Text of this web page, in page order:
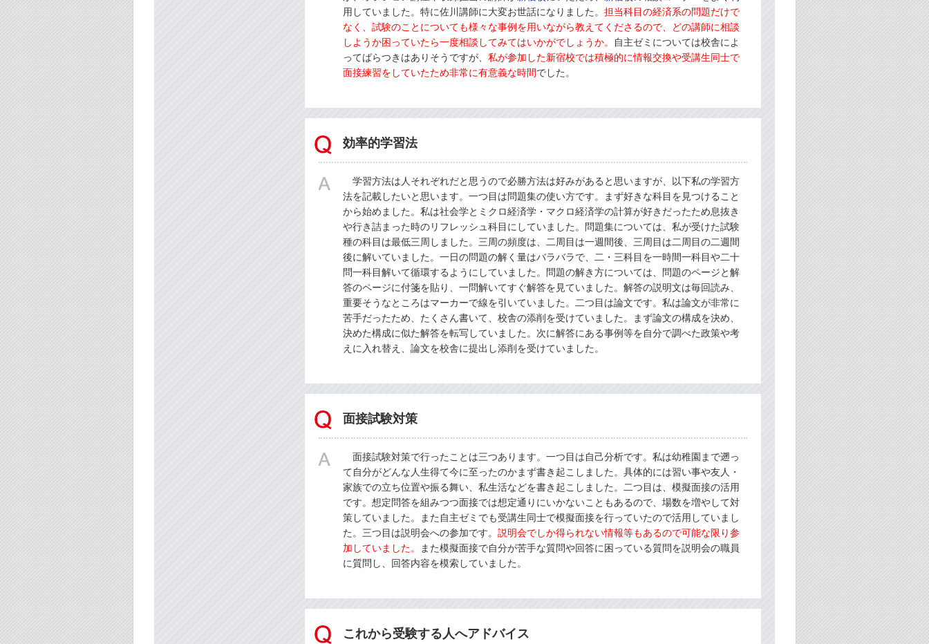
用していました。特に佐川講師に大変お世話になりました。 担当科目の経済系の問題だけで
なく、試験のことについても様々な事例を用いながら教えてくださるので、どの講師に相談
しようか困っていたら一度相談してみてはいかがでしょうか。
自主ゼミについては校舎によ
ってばらつきはありそうですが、 私が参加した新宿校では積極的に情報交換や受講生同士で
面接練習をしていたため非常に有意義な時間でした。
効率的学習法
学習方法は人それぞれだと思うので必勝方法は好みがあると思いますが、以下私の学習方
法を記載したいと思います。一つ目は問題集の使い方です。まず好きな科目を見つけること
から始めました。私は社会学とミクロ経済学・マクロ経済学の計算が好きだったため息抜き
や行き詰まった時のリフレッシュ科目にしていました。問題集については、私が受けた試験
種の科目は最低三周しました。三周の頻度は、二周目は一週間後、三周目は二周目の二週間
後に解いていました。一日の問題の解く量はバラバラで、二・三科目を一時間一科目や二十
問一科目解いて循環するようにしていました。問題の解き方については、問題のページと解
答のページに付箋を貼り、一問解いてすぐ解答を見ていました。解答の説明文は毎回読み、
重要そうなところはマーカーで線を引いていました。二つ目は論文です。私は論文が非常に
苦手だったため、たくさん書いて、校舎の添削を受けていました。まず論文の構成を決め、
決めた構成に似た解答を転写していました。次に解答にある事例等を自分で調べた政策や考
えに入れ替え、論文を校舎に提出し添削を受けていました。
面接試験対策
面接試験対策で行ったことは三つあります。一つ目は自己分析です。私は幼稚園まで遡っ
て自分がどんな人生得て今に至ったのかまず書き起こしました。具体的には習い事や友人・
家族での立ち位置や振る舞い、私生活などを書き起こしました。二つ目は、模擬面接の活用
です。想定問答を組みつつ面接では想定通りにいかないこともあるので、場数を増やして対
策していました。また自主ゼミでも受講生同士で模擬面接を行っていたので活用していまし
た。三つ目は説明会への参加です。 説明会でしか得られない情報等もあるので可能な限り参
加していました。
また模擬面接で自分が苦手な質問や回答に困っている質問を説明会の職員
に質問し、回答内容を模索していました。
これから受験する人へアドバイス